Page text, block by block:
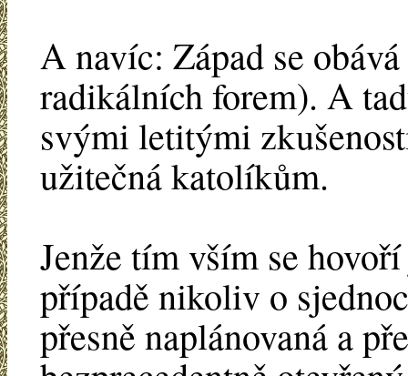
A navíc: Západ se
radikálních forem). A
svými letitými
užitečná katolíkům.
Jenže tím vším se
případě nikoliv o
přesně naplánovaná a